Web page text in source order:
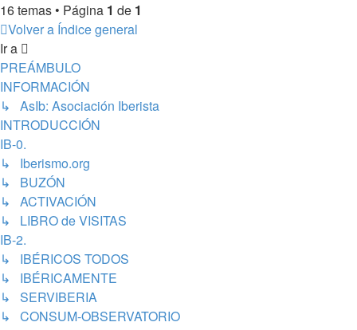
16 temas • Página 1 de 1
Volver a Índice general
Ir a
PREÁMBULO
INFORMACIÓN
↳ AsIb: Asociación Iberista
INTRODUCCIÓN
IB-0.
↳ Iberismo.org
↳ BUZÓN
↳ ACTIVACIÓN
↳ LIBRO de VISITAS
IB-2.
↳ IBÉRICOS TODOS
↳ IBÉRICAMENTE
↳ SERVIBERIA
↳ CONSUM-OBSERVATORIO